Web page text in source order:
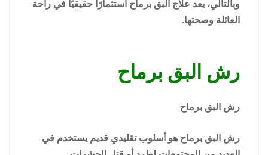
وبالتالي، يعد علاج البق برماح استثمارًا حقيقيًا في راحة
العائلة وصحتها.
رش البق برماح
رش البق برماح
رش البق برماح هو أسلوب تقليدي قديم يستخدم في